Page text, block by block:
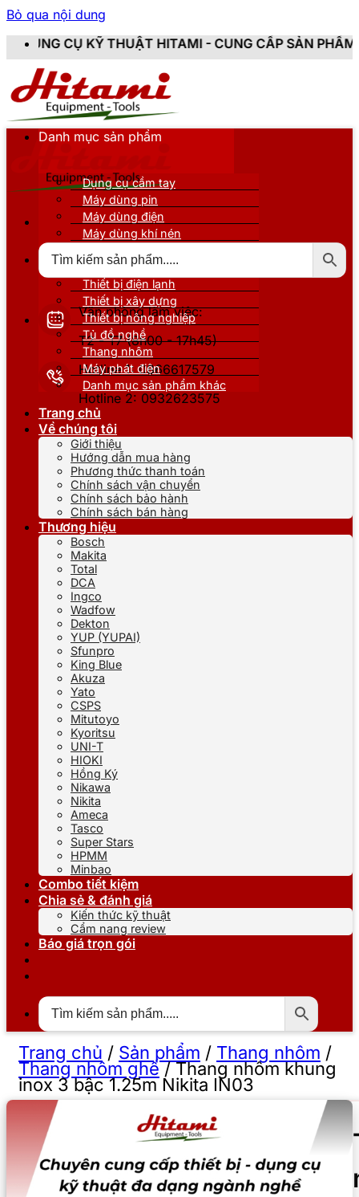
Bỏ qua nội dung
HITAMI - CUNG CẤP SẢN PHẨM CHÍNH HÃNG,
Văn phòng làm việc:
T2 - T7 (8h00 - 17h45)
Hotline 1: 0866617579
Hotline 2: 0932623575
Danh mục sản phẩm
Dụng cụ cầm tay
Máy dùng pin
Máy dùng điện
Máy dùng khí nén
Thiết bị nâng đỡ
Thiết bị điện lạnh
Thiết bị xây dựng
Thiết bị nông nghiệp
Tủ đồ nghề
Thang nhôm
Máy phát điện
Danh mục sản phẩm khác
Trang chủ
Về chúng tôi
Giới thiệu
Hướng dẫn mua hàng
Phương thức thanh toán
Chính sách vận chuyển
Chính sách bảo hành
Chính sách bán hàng
Thương hiệu
Bosch
Makita
Total
DCA
Ingco
Wadfow
Dekton
YUP (YUPAI)
Sfunpro
King Blue
Akuza
Yato
CSPS
Mitutoyo
Kyoritsu
UNI-T
HIOKI
Hồng Ký
Nikawa
Nikita
Ameca
Tasco
Super Stars
HPMM
Minbao
Combo tiết kiệm
Chia sẻ & đánh giá
Kiến thức kỹ thuật
Cẩm nang review
Báo giá trọn gói
Trang chủ / Sản phẩm / Thang nhôm /
Thang nhôm ghế/Thang nhôm khung
inox 3 bậc 1.25m Nikita IN03